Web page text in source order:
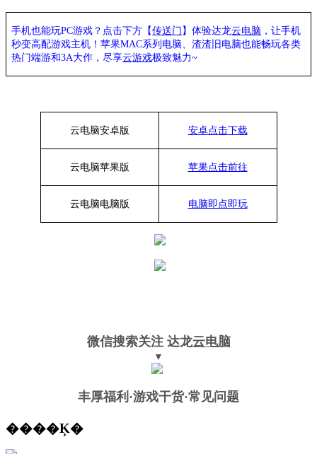
手机也能玩PC游戏？点击下方【传送门 】体验达龙云电脑 ，让手机
秒变高配游戏主机 ！苹果MAC系列电脑、渣渣旧电脑也能畅玩各类
热门端游和3A大作， 尽享云游戏极致魅力~
云电脑安卓版 安卓点击下载
云电脑苹果版 苹果点击前往
云电脑电脑版 电脑即点即玩
微信搜索关注 达龙云电脑
▼
丰厚福利 ·游戏干货·常见问题
����Ķ�